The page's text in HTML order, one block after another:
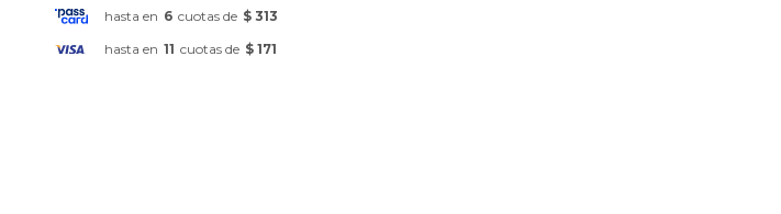
hasta en 6 cuotas de $ 313
hasta en 11 cuotas de $ 171